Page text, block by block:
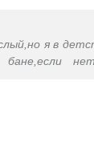
я в
будет